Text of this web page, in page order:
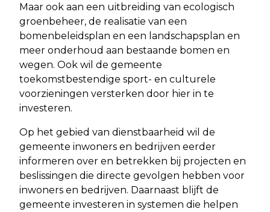
Maar ook aan een uitbreiding van ecologisch
groenbeheer, de realisatie van een
bomenbeleidsplan en een landschapsplan en
meer onderhoud aan bestaande bomen en
wegen. Ook wil de gemeente
toekomstbestendige sport- en culturele
voorzieningen versterken door hier in te
investeren.
Op het gebied van dienstbaarheid wil de
gemeente inwoners en bedrijven eerder
informeren over en betrekken bij projecten en
beslissingen die directe gevolgen hebben voor
inwoners en bedrijven. Daarnaast blijft de
gemeente investeren in systemen die helpen